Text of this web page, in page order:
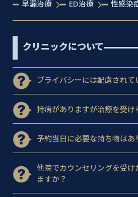
早漏治療
ED治療 性感染
クリニックについて
プライバシーには配慮されて
持病がありますが治療を受け
予約当日に必要な持ち物はあ
他院でカウンセリングを受け
ますか？